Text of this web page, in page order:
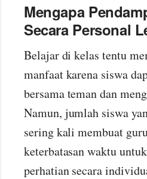
Mengapa
Secara Personal
Belajar di kelas tentu
manfaat karena siswa
bersama teman dan
Namun, jumlah siswa
sering kali membuat
keterbatasan waktu
perhatian secara